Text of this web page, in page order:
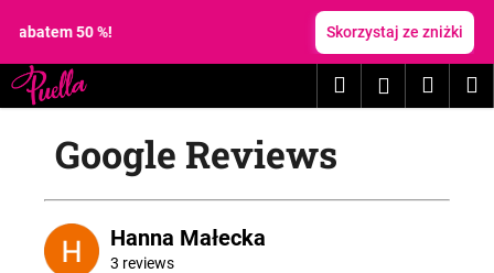
50 %! Skorzystaj ze zniżki
SzukajZaloguj
Google Reviews
Hanna Małecka
3 reviews
s
z powrotem
powrotem
C